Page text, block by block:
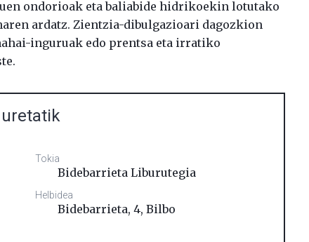
ondorioak eta baliabide hidrikoekin lotutako
ardatz. Zientzia-dibulgazioari dagozkion
inguruak edo prentsa eta irratiko
Tokia
Bidebarrieta Liburutegia
Helbidea
Bidebarrieta, 4,Bilbo